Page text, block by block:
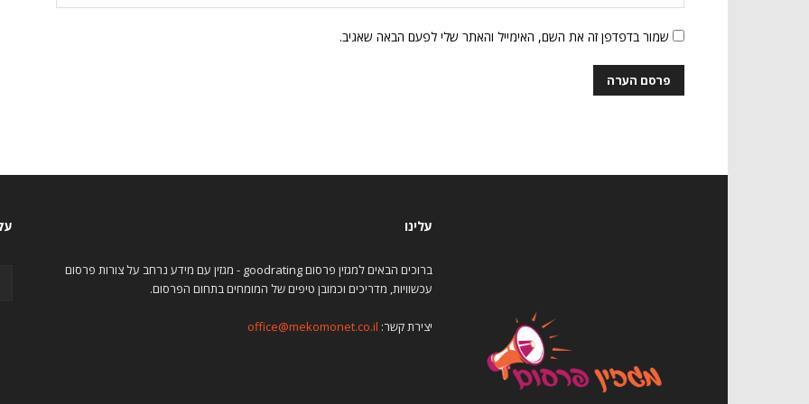
שמור בדפדפן זה את השם, האימייל והאתר שלי לפעם הבאה שאגיב.
עלינו
ברוכים הבאים למגזין פרסום goodrating - מגזין עם מידע נרחב על צורות פרסום
עכשוויות, מדריכים וכמובן טיפים של המומחים בתחום הפרסום.
יצירת קשר: office@mekomonet.co.il